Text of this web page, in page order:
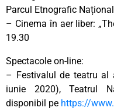
Parcul Etnografic
– Cinema în aer liber:
19.30
Spectacole on-line:
– Festivalul de teatru al
iunie 2020), Teatrul
disponibil pe https://